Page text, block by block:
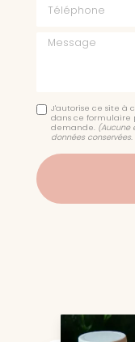
Message
J'autorise ce site à
dans ce
demande. (Aucune
données conservées.